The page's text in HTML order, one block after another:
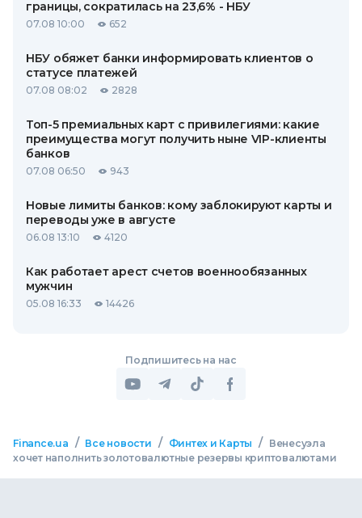
границы, сократилась на 23,6% - НБУ
07.08 10:00 652
НБУ обяжет банки информировать клиентов о
статусе платежей
07.08 08:02 2828
Топ-5 премиальных карт с привилегиями: какие
преимущества могут получить ныне VIP-клиенты
банков
07.08 06:50 943
Новые лимиты банков: кому заблокируют карты и
переводы уже в августе
06.08 13:10 4120
Как работает арест счетов военнообязанных
мужчин
05.08 16:33 14426
Подпишитесь на нас
Finance.ua / Все новости / Финтех и Карты /
Венесуэла
хочет наполнить золотовалютные резервы криптовалютами